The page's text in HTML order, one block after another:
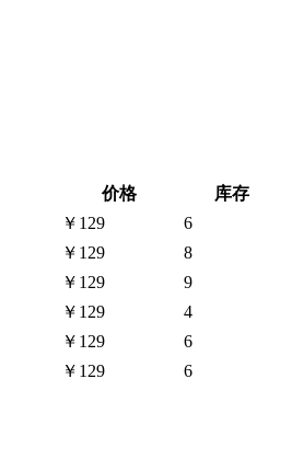
价格
库存
￥129
6
￥129
8
￥129
9
￥129
4
￥129
6
￥129 6